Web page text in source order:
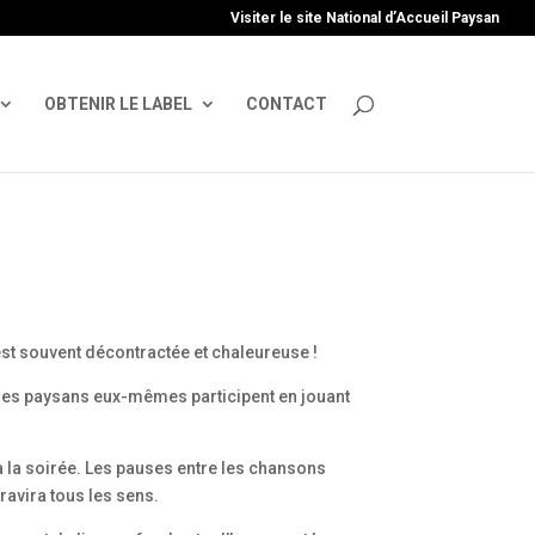
Visiter le site National d’Accueil Paysan
OBTENIR LE LABEL CONTACT
souvent décontractée et chaleureuse !
paysans eux-mêmes participent en jouant
soirée. Les pauses entre les chansons
tous les sens.